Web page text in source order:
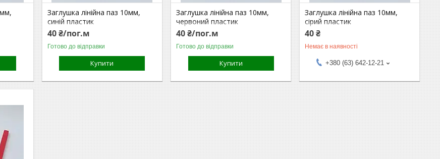
Заглушка лінійна паз 10мм,
синій пластик
40 ₴/пог.м
Готово до відправки
Купити
Заглушка лінійна паз 10мм,
червоний пластик
40 ₴/пог.м
Готово до відправки
Купити
Заглушка лінійна паз 10мм,
сірий пластик
40 ₴
Немає в наявності
+380 (63) 642-12-21